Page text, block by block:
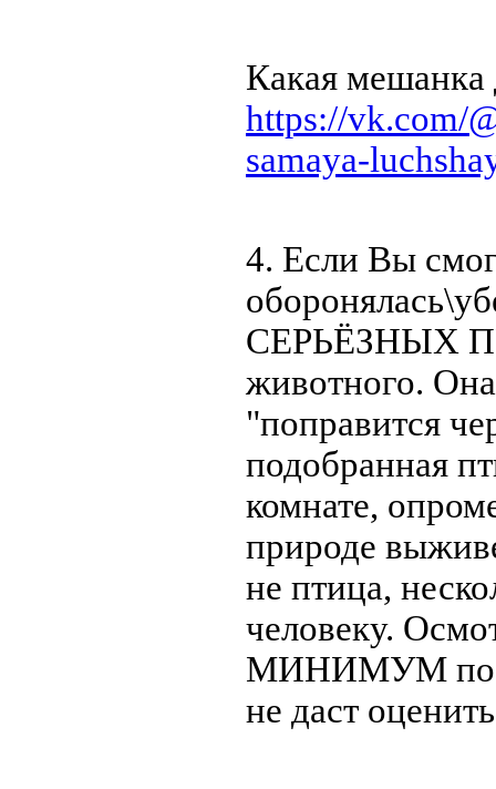
Какая мешанка
https://vk.com/
samaya-
4. Если Вы
СЕРЬЁЗНЫХ
животного.
"поправится
подобранная
комнате,
природе
не птица,
человеку.
МИНИМУМ по
не даст